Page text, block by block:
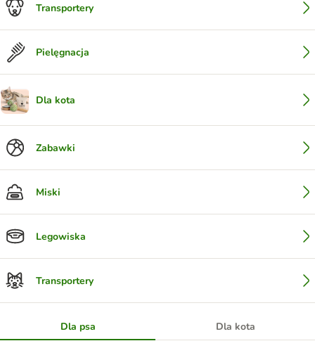
Transportery
Pielęgnacja
Dla kota
Zabawki
Miski
Legowiska
Transportery
Dla psa Dla kota